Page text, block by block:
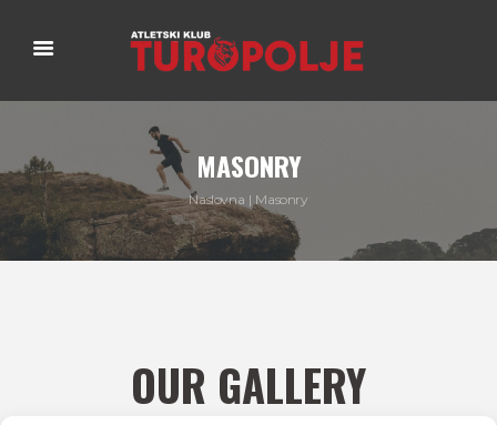
MASONRY
Naslovna Masonry
OUR GALLERY